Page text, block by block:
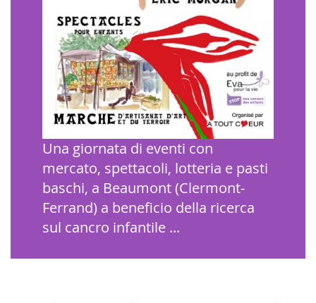
Una giornata di eventi con
mercato, spettacoli, lotteria e pasti
baschi, a Beaumont (Clermont-
Ferrand) a beneficio della ricerca
sul cancro infantile ...